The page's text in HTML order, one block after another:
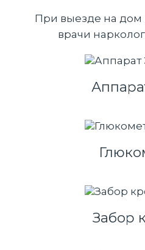
При выезде на дом
врачи
Забор